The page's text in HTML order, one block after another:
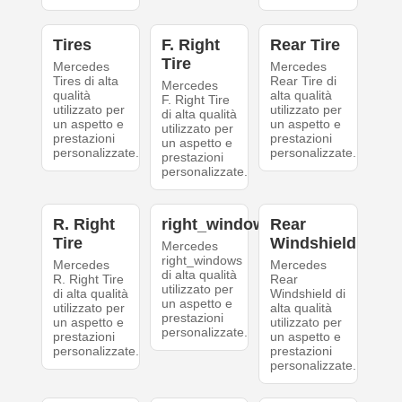
Tires
Mercedes
Tires di alta
qualità
utilizzato per
un aspetto e
prestazioni
personalizzate.
F. Right
Tire
Mercedes
F. Right Tire
di alta qualità
utilizzato per
un aspetto e
prestazioni
personalizzate.
Rear Tire
Mercedes
Rear Tire di
alta qualità
utilizzato per
un aspetto e
prestazioni
personalizzate.
R. Right
Tire
Mercedes
R. Right Tire
di alta qualità
utilizzato per
un aspetto e
prestazioni
personalizzate.
right_windows
Mercedes
right_windows
di alta qualità
utilizzato per
un aspetto e
prestazioni
personalizzate.
Rear
Windshield
Mercedes
Rear
Windshield di
alta qualità
utilizzato per
un aspetto e
prestazioni
personalizzate.